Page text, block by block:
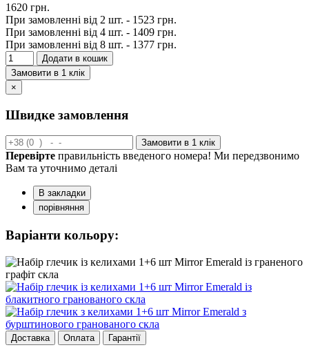
1620 грн.
При замовленні від 2 шт. - 1523 грн.
При замовленні від 4 шт. - 1409 грн.
При замовленні від 8 шт. - 1377 грн.
Додати в кошик
Замовити в 1 клік
×
Швидке замовлення
Замовити в 1 клік
Перевірте правильність введеного номера! Ми передзвонимо
Вам та уточнимо деталі
В закладки
порівняння
Варіанти кольору:
Доставка Оплата Гарантії